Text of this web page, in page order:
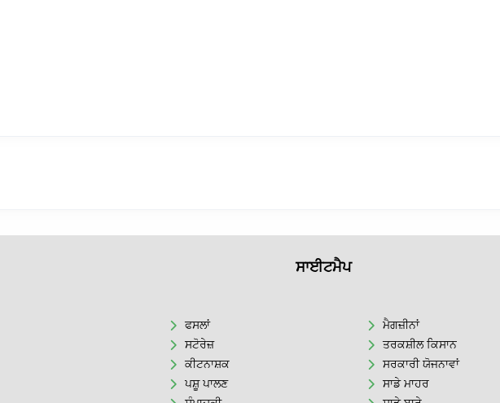
ਸਾਈਟਮੈਪ
ਫਸਲਾਂ
ਸਟੋਰੇਜ਼
ਕੀਟਨਾਸ਼ਕ
ਪਸ਼ੂ ਪਾਲਣ
ਮੈਗਜ਼ੀਨਾਂ
ਤਰਕਸ਼ੀਲ ਕਿਸਾਨ
ਸਰਕਾਰੀ ਯੋਜਨਾਵਾਂ
ਸਾਡੇ ਮਾਹਰ